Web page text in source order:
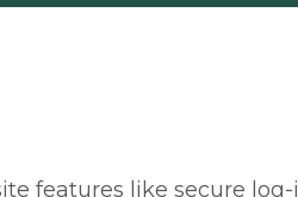
features like secure